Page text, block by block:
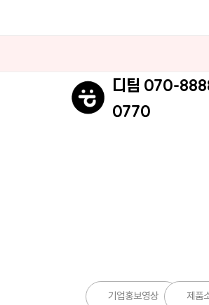
디팀 070-
0770
기업홍보영상 제품